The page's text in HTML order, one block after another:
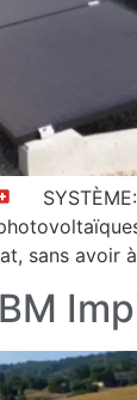
sans avoir